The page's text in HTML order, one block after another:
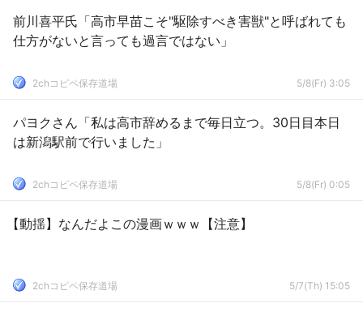
前川喜平氏「高市早苗こそ"駆除すべき害獣"と呼ばれても
仕方がないと言っても過言ではない」
2chコピペ保存道場 5/8(Fr) 3:05
パヨクさん「私は高市辞めるまで毎日立つ。30日目本日
は新潟駅前で行いました」
2chコピペ保存道場 5/8(Fr) 0:05
【動揺】なんだよこの漫画ｗｗｗ【注意】
2chコピペ保存道場 5/7(Th) 15:05